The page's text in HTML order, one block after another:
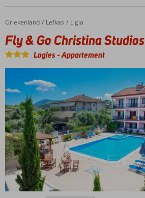
met pool
bar
wifi in
het
Home
Griekenland Lefkas Ligia
Fly & Go Christina Studios
Fly & Go Christina Studios
Logies-Appartement